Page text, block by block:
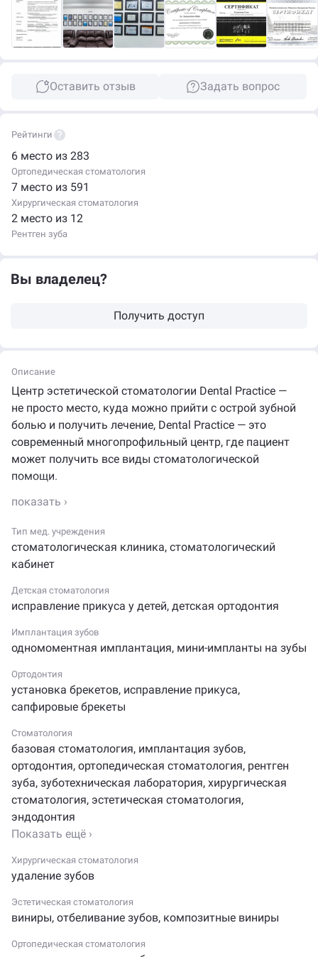
Оставить отзыв Задать вопрос
Рейтинги
6 место из 283
Ортопедическая стоматология
7 место из 591
Хирургическая стоматология
2 место из 12
Рентген зуба
Вы владелец?
Получить доступ
Описание
Центр эстетической стоматологии Dental Practice —
не просто место, куда можно прийти с острой зубной
болью и получить лечение, Dental Practice — это
современный многопрофильный центр, где пациент
может получить все виды стоматологической
помощи.
Наши преимущества:
• Высокий уровень профессионализма команды
стоматологов.
индивидуального плана для каждого пациента.
Лечащий врач курирует все этапы от первого
посещения и до результата.
• Новейшие технологии и оборудование.
В Dental Practice используется только новейшее
стоматологическое оборудование (3D томограф
ведущего японского бренда Morita, немецкий
дентальный микроскоп СJ Optic, аппарат Vector, Air
Flow и многое другое).
• Зуботехническая лаборатория.
Мы являемся партнерами лучшей зуботехнической
лабораторией. Все ортопедические конструкции
изготавливаются с учетом всех, даже минимальных
особенностей челюстей пациента.
• Высокий сервис.
Центр Dental Practice ориентирована на пациентов. Все
чувствовали себя максимально комфортно.
Тип мед. учреждения
стоматологическая клиника, стоматологический
кабинет
Детская стоматология
исправление прикуса у детей, детская ортодонтия
Имплантация зубов
одномоментная имплантация, мини-импланты на зубы
Ортодонтия
установка брекетов, исправление прикуса,
сапфировые брекеты
Стоматология
базовая стоматология, имплантация зубов,
ортодонтия, ортопедическая стоматология, рентген
зуба, зуботехническая лаборатория, хирургическая
стоматология, эстетическая стоматология,
эндодонтия
Показать ещё ›
Хирургическая стоматология
удаление зубов
Эстетическая стоматология
виниры, отбеливание зубов, композитные виниры
Ортопедическая стоматология